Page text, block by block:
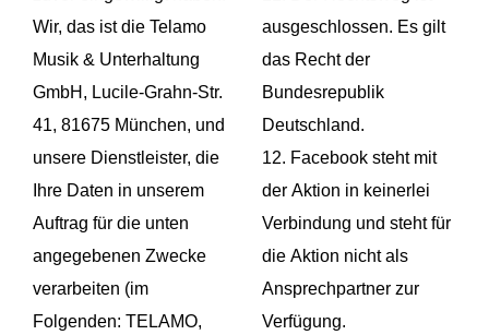
Wir, das ist die Telamo
Musik & Unterhaltung
GmbH, Lucile-Grahn-Str.
41, 81675 München, und
unsere Dienstleister, die
Ihre Daten in unserem
Auftrag für die unten
angegebenen Zwecke
verarbeiten (im
Folgenden: TELAMO,
ausgeschlossen. Es gilt
das Recht der
Bundesrepublik
Deutschland.
12. Facebook steht mit
der Aktion in keinerlei
Verbindung und steht für
die Aktion nicht als
Ansprechpartner zur
Verfügung.